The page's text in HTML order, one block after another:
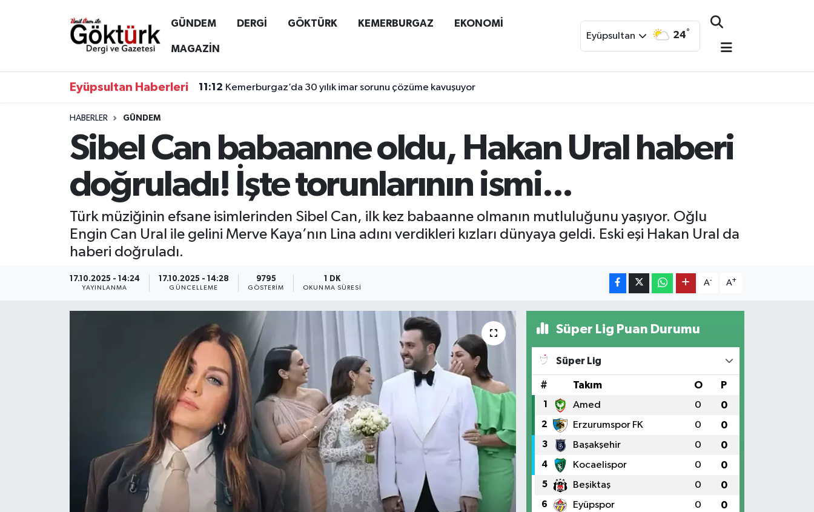
GÜNDEM DERGİ GÖKTÜRK KEMERBURGAZ EKONOMİ
MAGAZİN
Eyüpsultan 24°
Eyüpsultan Haberleri 11:12 Kemerburgaz’da 30 yılık imar sorunu çözüme kavuşuyor
HABERLER GÜNDEM
Sibel Can babaanne oldu, Hakan Ural haberi
doğruladı! İşte torunlarının ismi...
Türk müziğinin efsane isimlerinden Sibel Can, ilk kez babaanne olmanın mutluluğunu yaşıyor. Oğlu
Engin Can Ural ile gelini Merve Kaya’nın Lina adını verdikleri kızları dünyaya geldi. Eski eşi Hakan Ural da
haberi doğruladı.
17.10.2025 - 14:24
YAYINLANMA
17.10.2025 - 14:28
GÜNCELLEME
9795
GÖSTERIM
1 DK
OKUNMA SÜRESI
A- A+
Süper Lig Puan Durumu
Süper Lig
# Takım O P
1 Amed 0 0
2 Erzurumspor FK 0 0
3 Başakşehir 0 0
4 Kocaelispor 0 0
5 Beşiktaş 0 0
6 Eyüpspor 0 0
Anne Çocuk
GÖKTÜRK
KEMERBURGAZ
TEKNOLOJİ
Eyüpsultan Hava Durumu
Tüm Manşetler
Son Dakika Haberleri